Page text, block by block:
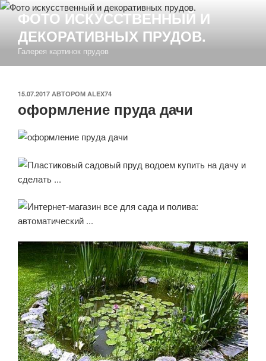
Перейти
содержимому
ФОТО ИСКУССТВЕННЫЙ И
ДЕКОРАТИВНЫХ ПРУДОВ.
Галерея картинок прудов
ОПУБЛИКОВАНО
15.07.2017 АВТОРОМ ALEX74
оформление пруда дачи